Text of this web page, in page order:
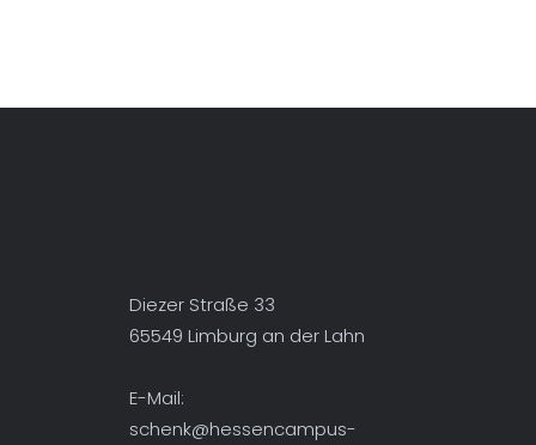
Diezer Straße 33
65549 Limburg an der Lahn
E-Mail:
schenk@hessencampus-